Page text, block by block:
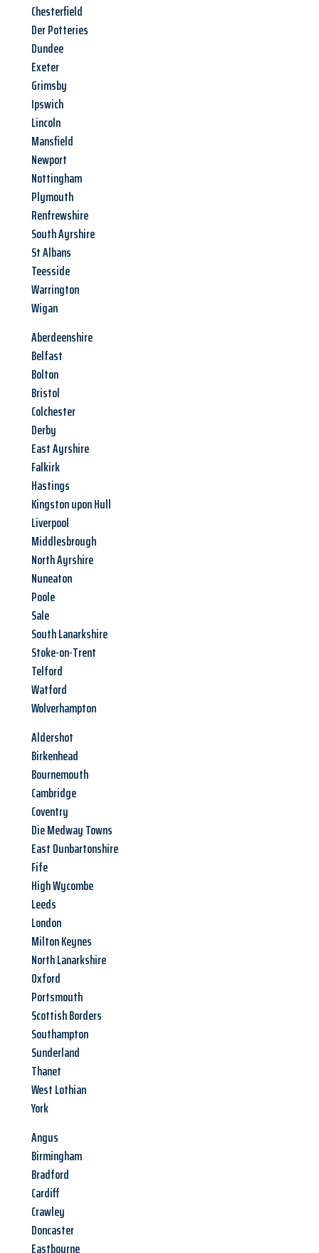
Chesterfield
Der Potteries
Dundee
Exeter
Grimsby
Ipswich
Lincoln
Mansfield
Newport
Nottingham
Plymouth
Renfrewshire
South Ayrshire
St Albans
Teesside
Warrington
Wigan
Aberdeenshire
Belfast
Bolton
Bristol
Colchester
Derby
East Ayrshire
Falkirk
Hastings
Kingston upon Hull
Liverpool
Middlesbrough
North Ayrshire
Nuneaton
Poole
Sale
South Lanarkshire
Stoke-on-Trent
Telford
Watford
Wolverhampton
Aldershot
Birkenhead
Bournemouth
Cambridge
Coventry
Die Medway Towns
East Dunbartonshire
Fife
High Wycombe
Leeds
London
Milton Keynes
North Lanarkshire
Oxford
Portsmouth
Scottish Borders
Southampton
Sunderland
Thanet
West Lothian
York
Angus
Birmingham
Bradford
Cardiff
Crawley
Doncaster
Eastbourne